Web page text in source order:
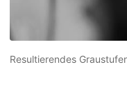
Resultierendes